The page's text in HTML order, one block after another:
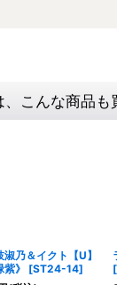
こんな商品も
淑乃＆イクト【U】
紫》
[ST24-14]
[